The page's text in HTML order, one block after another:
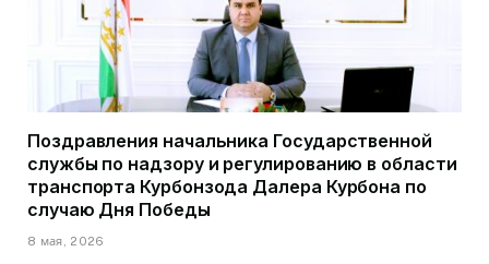
Поздравления начальника Государственной
службы по надзору и регулированию в области
транспорта Курбонзода Далера Курбона по
случаю Дня Победы
8 мая, 2026